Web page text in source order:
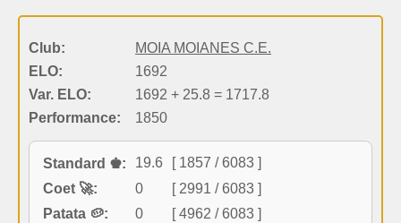
Club:
MOIA MOIANES C.E.
ELO:
1692
Var. ELO:
1692 + 25.8 = 1717.8
Performance:
1850
Standard ♚: 19.6
[ 1857 / 6083 ]
Coet 🚀:
0
[ 2991 / 6083 ]
Patata 🥔:
0
[ 4962 / 6083 ]